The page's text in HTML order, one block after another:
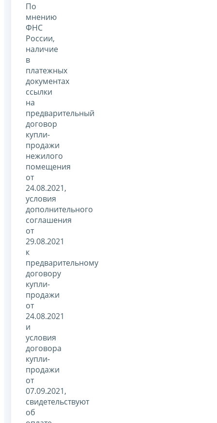
По
мнению
ФНС
России,
наличие
в
платежных
документах
ссылки
на
предварительный
договор
купли-
продажи
нежилого
помещения
от
24.08.2021,
условия
дополнительного
соглашения
от
29.08.2021
к
предварительному
договору
купли-
продажи
от
24.08.2021
и
условия
договора
купли-
продажи
от
07.09.2021,
свидетельствуют
об